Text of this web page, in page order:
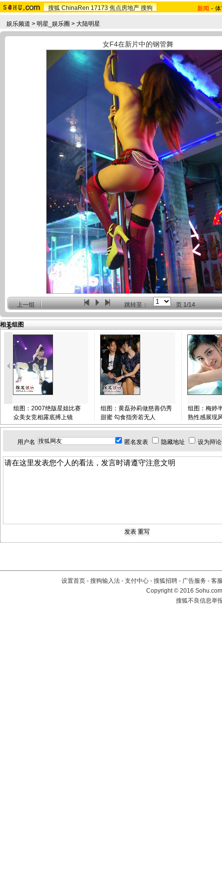
搜狐 ChinaRen 17173 焦点房地产 搜狗 新闻 -
娱乐频道 > 明星_娱乐圈 > 大陆明星
女F4在新片中的钢管舞
上一组 跳转至： 页1/14
相关组图
组图：2007绝版星姐比赛
众美女竞相露底搏上镜
组图：黄磊孙莉做慈善仍秀
甜蜜 勾食指旁若无人
组图：梅婷
熟性感展现
用户名 匿名发表 隐藏地址 设为辩
设置首页 - 搜狗输入法 - 支付中心 - 搜狐招聘 - 广告服务 - 客
Copyright©2016
搜狐不良信息举